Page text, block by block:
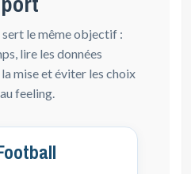
sert le même objectif :
lire les données
mise et éviter les choix
feeling.